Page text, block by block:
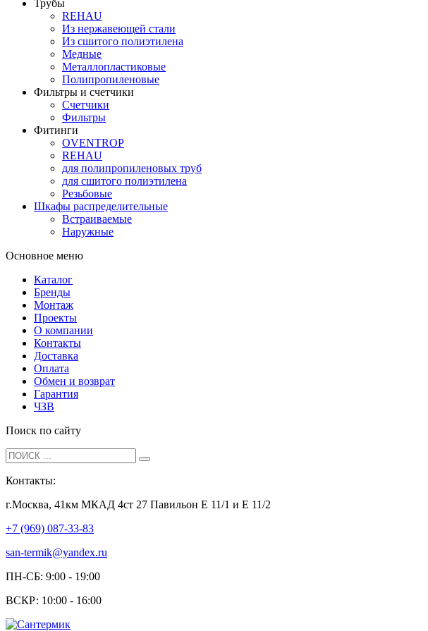
Трубы
REHAU
Из нержавеющей стали
Из сшитого полиэтилена
Медные
Металлопластиковые
Полипропиленовые
Фильтры и счетчики
Счетчики
Фильтры
Фитинги
OVENTROP
REHAU
для полипропиленовых труб
для сшитого полиэтилена
Резьбовые
Шкафы распределительные
Встраиваемые
Наружные
Основное меню
Каталог
Бренды
Монтаж
Проекты
О компании
Контакты
Доставка
Оплата
Обмен и возврат
Гарантия
ЧЗВ
Поиск по сайту
Контакты:
г.Москва, 41км МКАД 4ст 27 Павильон Е 11/1 и Е 11/2
+7 (969) 087-33-83
san-termik@yandex.ru
ПН-СБ: 9:00 - 19:00
ВСКР: 10:00 - 16:00